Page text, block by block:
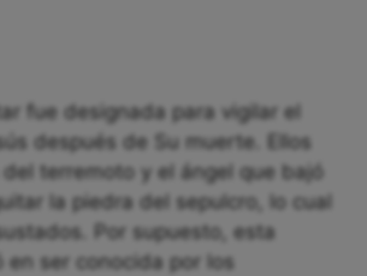
fue designada para vigilar el
después de Su muerte. Ellos
terremoto y el ángel que bajó
la piedra del sepulcro, lo cual
Por supuesto, esta
en ser conocida por los